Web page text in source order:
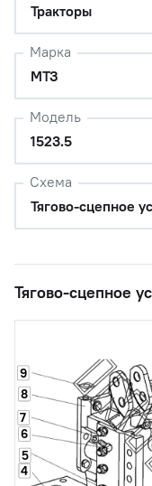
Тракторы
Марка
МТЗ
Модель
1523.5
Схема
Тягово-сцепное
Тягово-сцепное
4
5
6
7
8
9